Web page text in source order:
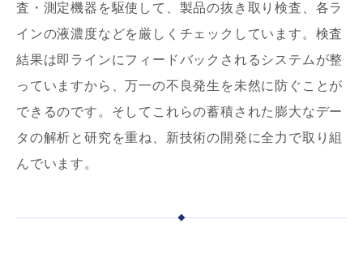
査・測定機器を駆使して、製品の抜き取り検査、各ラ
インの液濃度などを厳しくチェックしています。検査
結果は即ラインにフィードバックされるシステムが整
っていますから、万一の不良発生を未然に防ぐことが
できるのです。そしてこれらの蓄積された膨大なデー
タの解析と研究を重ね、新技術の開発に全力で取り組
んでいます。